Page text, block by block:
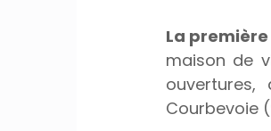
La
maison de
Courbevoie